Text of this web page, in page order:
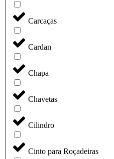
Carcaças
Cardan
Chapa
Chavetas
Cilindro
Cinto para Roçadeiras